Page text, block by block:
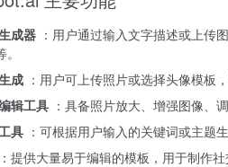
成器 ：用户通过输入文字描述或上传
成 ：用户可上传照片或选择头像模板
辑工具 ：具备照片放大、增强图像、
具 ：可根据用户输入的关键词或主题
：提供大量易于编辑的模板，用于制作